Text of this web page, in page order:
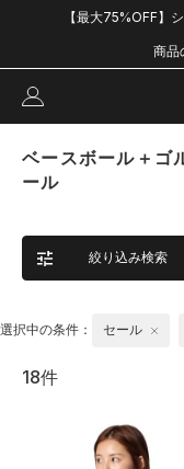
【最大75%OFF】
商品
ベースボール＋ゴ
ール
絞り込み検索
選択中の条件： セール
18件